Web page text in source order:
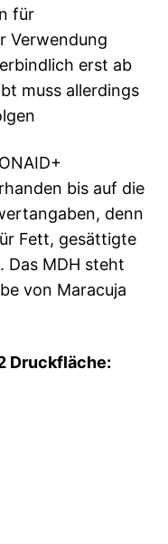
für
Verwendung
erst ab
muss allerdings
bis auf die
denn
Fett, gesättigte
Das MDH steht
von Maracuja
Druckfläche: